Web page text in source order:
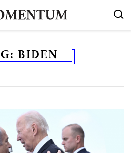
BIDEN